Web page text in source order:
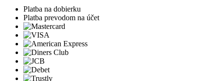
Platba na dobierku
Platba prevodom na účet